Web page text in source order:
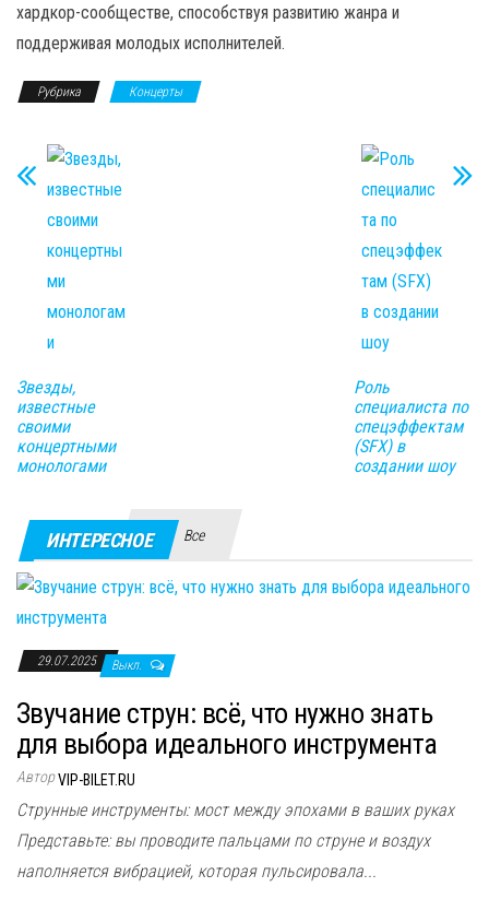
хардкор-сообществе, способствуя развитию жанра и
поддерживая молодых исполнителей.
Рубрика Концерты
Звезды,
известные
своими
концертными
монологами
Роль
специалиста по
спецэффектам
(SFX) в
создании шоу
ИНТЕРЕСНОЕ Все
29.07.2025 Выкл.
Звучание струн: всё, что нужно знать
для выбора идеального инструмента
АвторVIP-BILET.RU
Струнные инструменты: мост между эпохами в ваших руках
Представьте: вы проводите пальцами по струне и воздух
наполняется вибрацией, которая пульсировала...